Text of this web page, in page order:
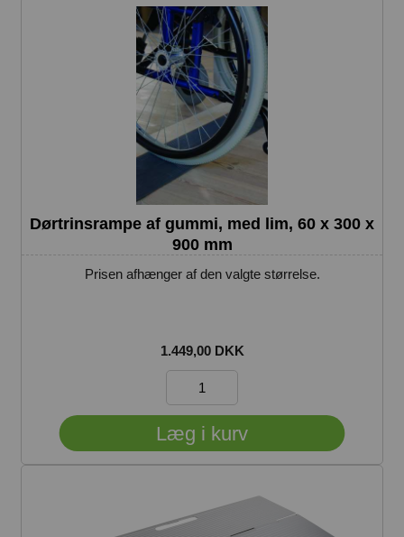
Dørtrinsrampe af gummi, med lim, 60 x 300 x
900 mm
Prisen afhænger af den valgte størrelse.
1.449,00 DKK